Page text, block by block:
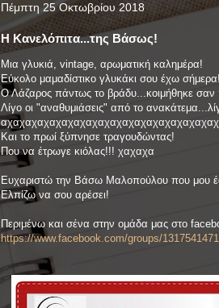
Πέμπτη 25 Οκτωβρίου 2018
Η Κανελόπιτα...της Βάσως!
Μια γλυκιά, vintage, αρωματική καλημέρα!
Εύκολο μαμαδίστικο γλυκάκι σου έχω σήμερα!
Ο Λάζαρος πάντως το βράδυ...κοιμήθηκε σαν
Λίγο οι "αναθυμιάσεις" από το
Και το πρωί ξύπνησε τραγουδώντας!
Που να έτρωγε κιόλας!!! χαχαχα
Ευχαριστώ την Βάσω Μαλοπούλου που μου
Ελπίζω να σου αρέσει!
Περιμένω και σένα στην ομάδα μας στο
https://www.facebook.com/groups/